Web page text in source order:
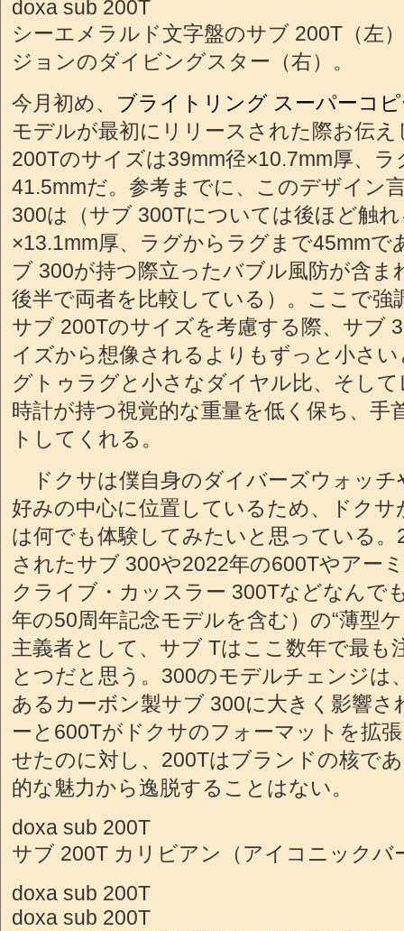
doxa sub 200T
シーエメラルド文字盤のサブ 200T（左
ジョンのダイビングスター（右）。
今月初め、 ブライトリング スーパーコ
モデルが最初にリリースされた際お伝
200Tのサイズは39mm径×10.7mm厚、
41.5mmだ。参考までに、このデザイン
300は（サブ 300Tについては後ほど触
×13.1mm厚、ラグからラグまで45mmで
ブ 300が持つ際立ったバブル風防が含ま
後半で両者を比較している）。ここで
サブ 200Tのサイズを考慮する際、サブ
イズから想像されるよりもずっと小さ
グトゥラグと小さなダイヤル比、そし
時計が持つ視覚的な重量を低く保ち、手
トしてくれる。
ドクサは僕自身のダイバーズウォッチ
好みの中心に位置しているため、ドク
は何でも体験してみたいと思っている
されたサブ 300や2022年の600Tやアー
クライブ・カッスラー 300Tなどなんで
年の50周年記念モデルを含む）の“薄型
主義者として、サブ Tはここ数年で最も
とつだと思う。300のモデルチェンジは
あるカーボン製サブ 300に大きく影響さ
ーと600Tがドクサのフォーマットを拡
せたのに対し、200Tはブランドの核で
的な魅力から逸脱することはない。
doxa sub 200T
サブ 200T カリビアン（アイコニックバ
doxa sub 200T
doxa sub 200T